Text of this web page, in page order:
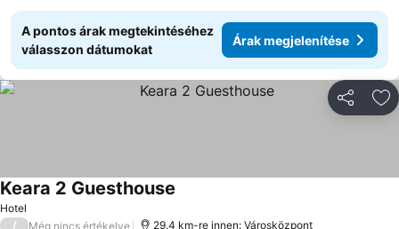
A pontos árak megtekintéséhez
válasszon dátumokat
Árak megjelenítése
Hotel
Keara 2 Guesthouse
/ Még nincs értékelve 29.4 km-re innen: Városközpont